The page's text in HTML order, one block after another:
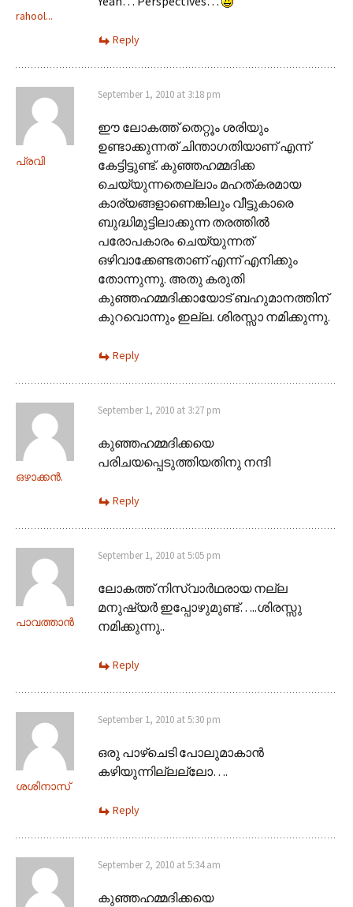
rahool...
Reply
പ്രവി
September 1, 2010 at 3:18 pm
ഈ ലോകത്ത് തെറ്റൂം ശരിയും
ഉണ്ടാക്കുന്നത് ചിന്താഗതിയാണ് എന്ന്
കേട്ടിട്ടുണ്ട്. കുഞ്ഞഹമ്മദിക്ക
ചെയ്യുന്നതെല്ലാം മഹത്കരമായ
കാര്യങ്ങളാണെങ്കിലും വീട്ടുകാരെ
ബുദ്ധിമുട്ടിലാക്കുന്ന തരത്തില്‍
പരോപകാരം ചെയ്യുന്നത്
ഒഴിവാക്കേണ്ടതാണ് എന്ന് എനിക്കും
തോന്നുന്നു. അതു കരുതി
കുഞ്ഞഹമ്മദിക്കായോട് ബഹുമാനത്തിന്
കുറവൊന്നും ഇല്ല. ശിരസ്സാ നമിക്കുന്നു.
Reply
ഒഴാക്കന്‍.
September 1, 2010 at 3:27 pm
കുഞ്ഞഹമ്മദിക്കയെ
പരിചയപ്പെടുത്തിയതിനു നന്ദി
Reply
പാവത്താൻ
September 1, 2010 at 5:05 pm
ലോകത്ത് നിസ്വാര്‍ഥരായ നല്ല
മനുഷ്യര്‍ ഇപ്പോഴുമുണ്ട്…..ശിരസ്സു
നമിക്കുന്നു..
Reply
ശശിനാസ്
September 1, 2010 at 5:30 pm
ഒരു പാഴ്ചെടി പോലുമാകാന്‍
കഴിയുന്നില്ലല്ലോ….
Reply
September 2, 2010 at 5:34 am
കുഞ്ഞഹമ്മദിക്കയെ